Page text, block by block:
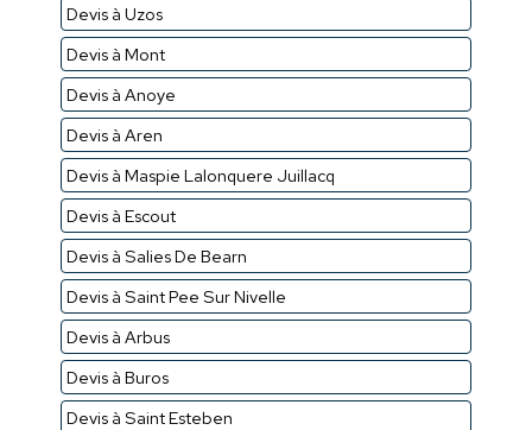
Devis à Uzos
Devis à Mont
Devis à Anoye
Devis à Aren
Devis à Maspie Lalonquere Juillacq
Devis à Escout
Devis à Salies De Bearn
Devis à Saint Pee Sur Nivelle
Devis à Arbus
Devis à Buros
Devis à Saint Esteben